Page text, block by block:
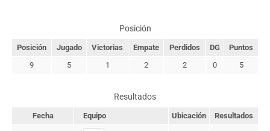
Posición
Posición Jugado Victorias Empate Perdidos DG
Puntos
9
5 1 2 2 0 5
Resultados
Fecha Equipo Ubicación Resultados